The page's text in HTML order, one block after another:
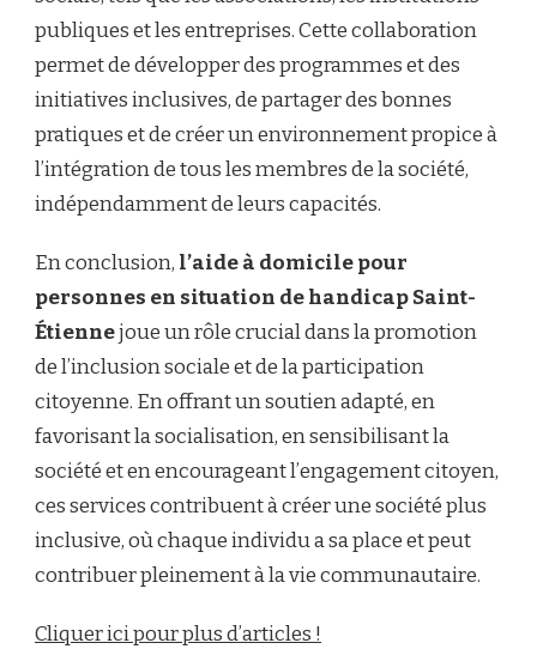
publiques et les entreprises. Cette collaboration
permet de développer des programmes et des
initiatives inclusives, de partager des bonnes
pratiques et de créer un environnement propice à
l’intégration de tous les membres de la société,
indépendamment de leurs capacités.
En conclusion, l’aide à domicile pour
personnes en situation de handicap Saint-
Étiennejoue un rôle crucial dans la promotion
de l’inclusion sociale et de la participation
citoyenne. En offrant un soutien adapté, en
favorisant la socialisation, en sensibilisant la
société et en encourageant l’engagement citoyen,
ces services contribuent à créer une société plus
inclusive, où chaque individu a sa place et peut
contribuer pleinement à la vie communautaire.
Cliquer ici pour plus d’articles !